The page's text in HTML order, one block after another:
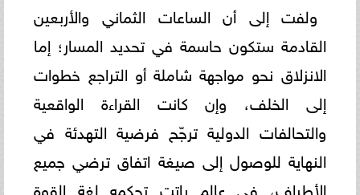
​ولفت إلى أن الساعات الثماني والأربعين
القادمة ستكون حاسمة في تحديد المسار؛ إما
الانزلاق نحو مواجهة شاملة أو التراجع خطوات
إلى الخلف، وإن كانت القراءة الواقعية
والتحالفات الدولية ترجّح فرضية التهدئة في
النهاية للوصول إلى صيغة اتفاق ترضي جميع
الأطراف، في عالم باتت تحكمه لغة القوة